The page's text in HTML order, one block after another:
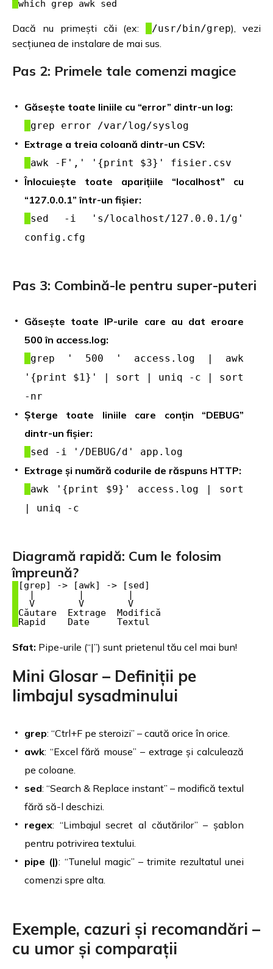
Dacă nu primești căi (ex: /usr/bin/grep), vezi
secțiunea de instalare de mai sus.
Pas 2: Primele tale comenzi magice
Găsește toate liniile cu “error” dintr-un log:
grep error /var/log/syslog
Extrage a treia coloană dintr-un CSV:
awk -F',' '{print $3}' fisier.csv
Înlocuiește toate aparițiile “localhost” cu
“127.0.0.1” într-un fișier:
sed -i 's/localhost/127.0.0.1/g'
config.cfg
Pas 3: Combină-le pentru super-puteri
Găsește toate IP-urile care au dat eroare
500 în access.log:
grep ' 500 ' access.log | awk
'{print $1}' | sort | uniq -c | sort
-nr
Șterge toate liniile care conțin “DEBUG”
dintr-un fișier:
sed -i '/DEBUG/d' app.log
Extrage și numără codurile de răspuns HTTP:
awk '{print $9}' access.log | sort
| uniq -c
Diagramă rapidă: Cum le folosim
împreună?
[grep] -> [awk] -> [sed]
  |        |        |
  V        V        V
Căutare  Extrage  Modifică
Sfat: Pipe-urile (“|”) sunt prietenul tău cel mai bun!
Mini Glosar – Definiții pe
limbajul sysadminului
grep: “Ctrl+F pe steroizi” – caută orice în orice.
awk: “Excel fără mouse” – extrage și calculează
pe coloane.
sed: “Search & Replace instant” – modifică textul
fără să-l deschizi.
regex: “Limbajul secret al căutărilor” – șablon
pentru potrivirea textului.
pipe (|): “Tunelul magic” – trimite rezultatul unei
comenzi spre alta.
Exemple, cazuri și recomandări –
cu umor și comparații